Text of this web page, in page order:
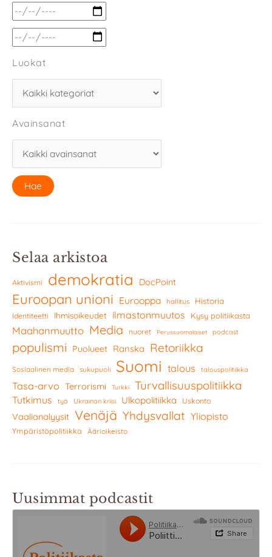
Luokat
Avainsanat
Selaa arkistoa
Aktivismi demokratia DocPoint
Euroopan unioni Eurooppa hallitus Historia
Identiteetti Ihmisoikeudet ilmastonmuutos Kysy politiikasta
Maahanmuutto Media nuoret Perussuomalaiset podcast
populismi Puolueet Ranska Retoriikka
Sosiaalinen media sukupuoli Suomi talous talouspolitiikka
Tasa-arvo Terrorismi Turkki Turvallisuuspolitiikka
Tutkimus työ Ukrainan kriisi Ulkopolitiikka Uskonto
Vaalianalyysit Venäjä Yhdysvallat Yliopisto
Ympäristöpolitiikka Äärioikeisto
Uusimmat podcastit